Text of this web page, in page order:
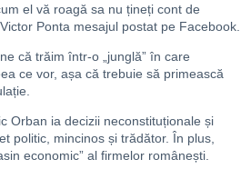
el vă roagă sa nu țineți cont de
Ponta mesajul postat pe Facebook.
că trăim într-o „junglă” în care
ce vor, așa că trebuie să primească
Orban ia decizii neconstituționale și
politic, mincinos și trădător. În plus,
economic” al firmelor românești.